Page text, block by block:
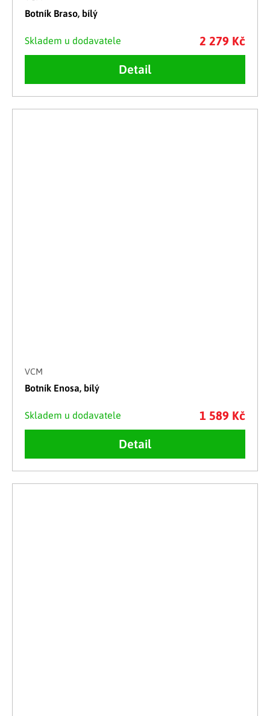
Botník Braso, bílý
Skladem u dodavatele 2 279 Kč
Detail
VCM
Botník Enosa, bílý
Skladem u dodavatele 1 589 Kč
Detail